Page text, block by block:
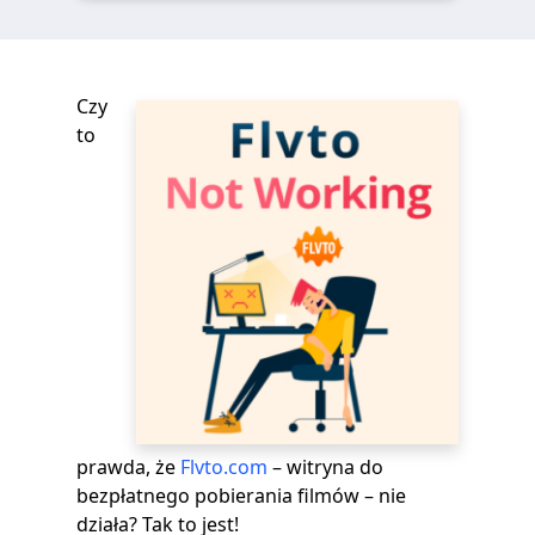
Czy
to
prawda, że Flvto.com – witryna do
bezpłatnego pobierania filmów – nie
działa? Tak to jest!